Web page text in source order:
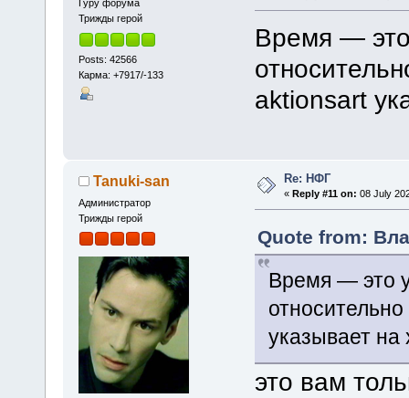
Гуру форума
Трижды герой
Posts: 42566
Карма: +7917/-133
Время — это
aktionsart
Tanuki-san
Администратор
Трижды герой
Re: НФГ
« Reply #11 on: 08 July
Quote from:
Время — это
относительно
указывает на
это вам